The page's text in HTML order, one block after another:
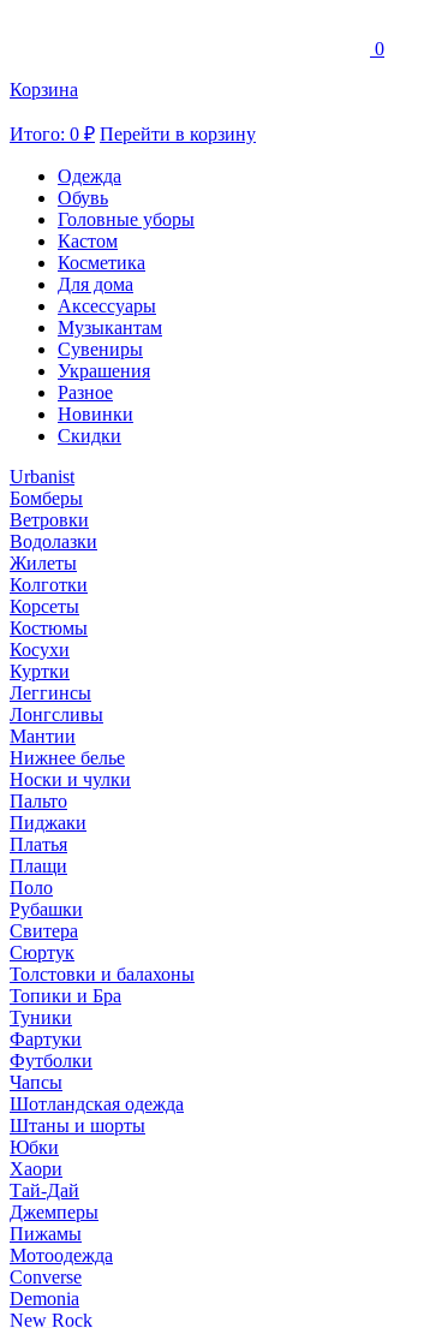
0
Корзина
Итого: 0 ₽ Перейти в корзину
Одежда
Обувь
Головные уборы
Кастом
Косметика
Для дома
Аксессуары
Музыкантам
Сувениры
Украшения
Разное
Новинки
Скидки
Urbanist
Бомберы
Ветровки
Водолазки
Жилеты
Колготки
Корсеты
Костюмы
Косухи
Куртки
Леггинсы
Лонгсливы
Мантии
Нижнее белье
Носки и чулки
Пальто
Пиджаки
Платья
Плащи
Поло
Рубашки
Свитера
Сюртук
Толстовки и балахоны
Топики и Бра
Туники
Фартуки
Футболки
Чапсы
Шотландская одежда
Штаны и шорты
Юбки
Хаори
Тай-Дай
Джемперы
Пижамы
Мотоодежда
Converse
Demonia
New Rock